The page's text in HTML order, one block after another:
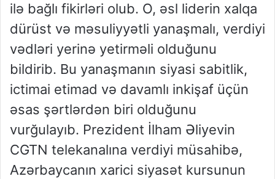
ilə bağlı fikirləri olub. O, əsl liderin xalqa
dürüst və məsuliyyətli yanaşmalı, verdiyi
vədləri yerinə yetirməli olduğunu
bildirib. Bu yanaşmanın siyasi sabitlik,
ictimai etimad və davamlı inkişaf üçün
əsas şərtlərdən biri olduğunu
vurğulayıb. Prezident İlham Əliyevin
CGTN telekanalına verdiyi müsahibə,
Azərbaycanın xarici siyasət kursunun